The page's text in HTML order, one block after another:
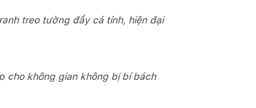
treo tường đầy cá tính, hiện đại
cho không gian không bị bí bách